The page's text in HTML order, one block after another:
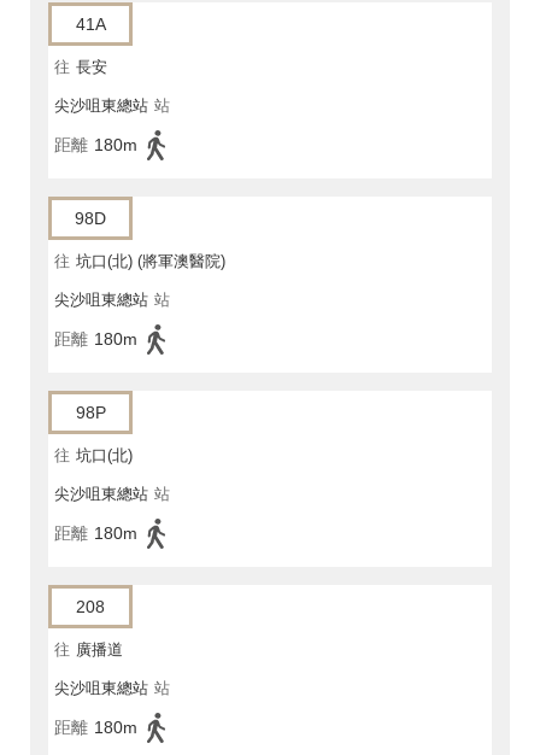
41A
往 長安
尖沙咀東總站 站
距離 180m
98D
往 坑口(北) (將軍澳醫院)
尖沙咀東總站 站
距離 180m
98P
往 坑口(北)
尖沙咀東總站 站
距離 180m
208
往 廣播道
尖沙咀東總站 站
距離 180m